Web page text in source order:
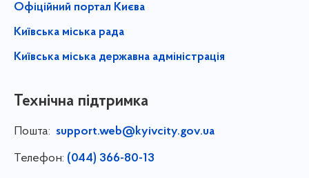
Офіційний портал Києва
Київська міська рада
Київська міська державна адміністрація
Технічна підтримка
Пошта: support.web@kyivcity.gov.ua
Телефон: (044) 366-80-13